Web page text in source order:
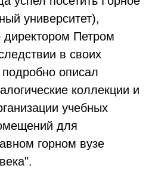
университет),
директором Петром
в своих
описал
коллекции и
учебных
для
горном вузе